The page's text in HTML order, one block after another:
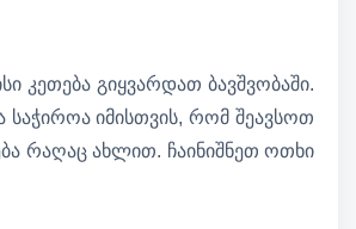
კეთება გიყვარდათ ბავშვობაში.
საჭიროა იმისთვის, რომ შეავსოთ
რაღაც ახლით. ჩაინიშნეთ ოთხი